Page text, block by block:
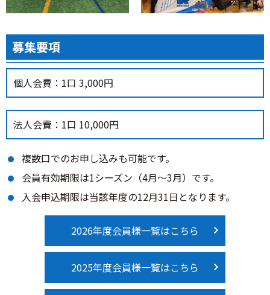
募集要項
個人会費：1口 3,000円
法人会費：1口 10,000円
複数口でのお申し込みも可能です。
会員有効期限は1シーズン（4月～3月）です。
入会申込期限は当該年度の12月31日となります。
2026年度会員様一覧はこちら
2025年度会員様一覧はこちら